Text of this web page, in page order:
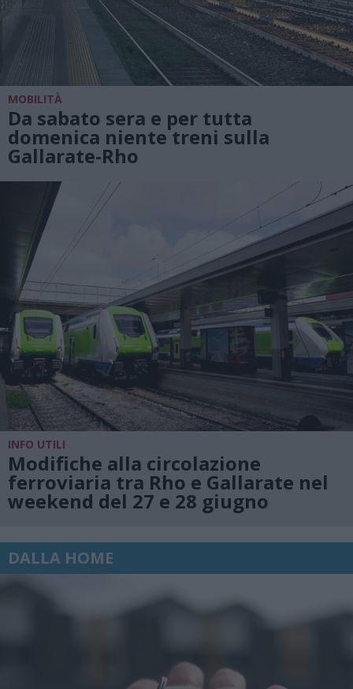
MOBILITÀ
Da sabato sera e per tutta
domenica niente treni sulla
Gallarate-Rho
INFO UTILI
Modifiche alla circolazione
ferroviaria tra Rho e Gallarate nel
weekend del 27 e 28 giugno
DALLA HOME